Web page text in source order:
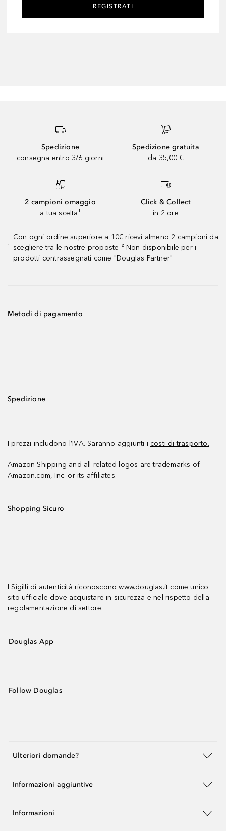
REGISTRATI
Spedizione
consegna entro 3/6 giorni
Spedizione gratuita
da 35,00 €
2 campioni omaggio
a tua scelta¹
Click & Collect
in 2 ore
¹
Con ogni ordine superiore a 10€ ricevi almeno 2 campioni da
scegliere tra le nostre proposte ² Non disponibile per i
prodotti contrassegnati come "Douglas Partner"
Metodi di pagamento
Spedizione
I prezzi includono l’IVA. Saranno aggiunti i costi di trasporto.
Amazon Shipping and all related logos are trademarks of
Amazon.com, Inc. or its affiliates.
Shopping Sicuro
I Sigilli di autenticità riconoscono www.douglas.it come unico
sito ufficiale dove acquistare in sicurezza e nel rispetto della
regolamentazione di settore.
Douglas App
Follow Douglas
Ulteriori domande?
Informazioni aggiuntive
Informazioni